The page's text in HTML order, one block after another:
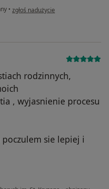
• w opinii użytkownika Pacjent
zgłoś nadużycie
rodzinnych,
, wyjasnienie procesu
sie lepiej i